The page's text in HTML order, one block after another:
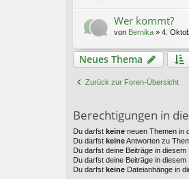
Wer kommt?
von Bernika » 4.
Neues Thema
Zurück zur Foren-Übersicht
Berechtigungen in
Du darfst keine neuen Themen in
Du darfst keineAntworten zu
Du darfst deine Beiträge in diesem
Du darfst deine Beiträge in diesem
Du darfst keine Dateianhänge in